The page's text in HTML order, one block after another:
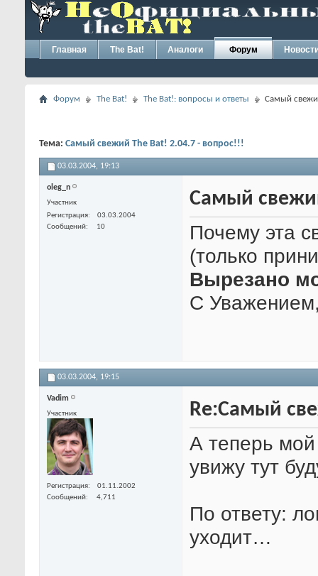
Главная The Bat! Аналоги Форум
Форум The Bat! The Bat!: вопросы и ответы Самый
Тема: Самый свежий The Bat! 2.04.7 - вопрос!!!
03.03.2004, 19:13
oleg_n
Участник
Регистрация
03.03.2004
Сообщений
10
Самый
Почему эта
(только
Вырезано
С
03.03.2004, 19:15
Vadim
Участник
Регистрация
01.11.2002
Сообщений
4,711
Re:Самый
А теперь
увижу тут
По ответу:
уходит…